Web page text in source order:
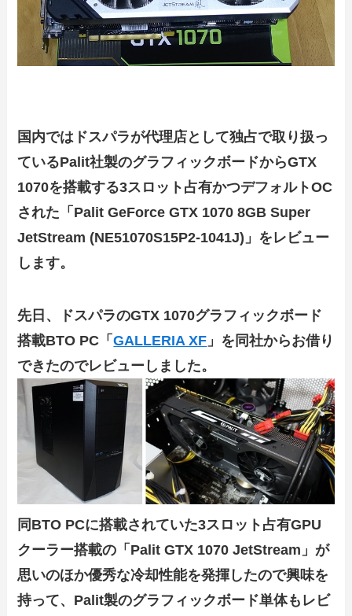
国内ではドスパラが代理店として独占で取り扱っ
ているPalit社製のグラフィックボードからGTX
1070を搭載する3スロット占有かつデフォルトOC
された「Palit GeForce GTX 1070 8GB Super
JetStream (NE51070S15P2-1041J)」をレビュー
します。
先日、ドスパラのGTX 1070グラフィックボード
搭載BTO PC「GALLERIA XF 」を同社からお借り
できたのでレビューしました。
同BTO PCに搭載されていた3スロット占有GPU
クーラー搭載の「Palit GTX 1070 JetStream」が
思いのほか優秀な冷却性能を発揮したので興味を
持って、Palit製のグラフィックボード単体もレビ